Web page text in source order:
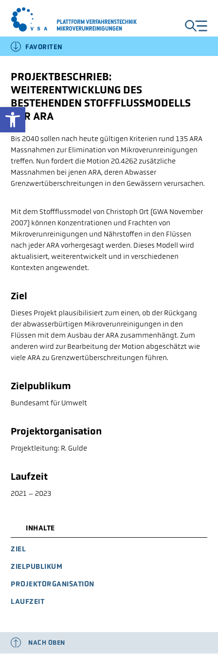
Open toolbar
ARA AUSBAU
INDUSTRIE UND
GEWERBE
PUBLIKATIONEN
ÜBER DIE PLATTFORM
KONTAKT
FAVORITEN
PROJEKTBESCHRIEB:
WEITERENTWICKLUNG DES
BESTEHENDEN STOFFFLUSSMODELLS
FÜR ARA
Bis 2040 sollen nach heute gültigen Kriterien rund 135 ARA
Massnahmen zur Elimination von Mikroverunreinigungen
treffen. Nun fordert die Motion 20.4262 zusätzliche
Massnahmen bei jenen ARA, deren Abwasser
Grenzwertüberschreitungen in den Gewässern verursachen.
Mit dem Stoffflussmodel von Christoph Ort (GWA November
2007) können Konzentrationen und Frachten von
Mikroverunreinigungen und Nährstoffen in den Flüssen
nach jeder ARA vorhergesagt werden. Dieses Modell wird
aktualisiert, weiterentwickelt und in verschiedenen
Kontexten angewendet.
Ziel
Dieses Projekt plausibilisiert zum einen, ob der Rückgang
der abwasserbürtigen Mikroverunreinigungen in den
Flüssen mit dem Ausbau der ARA zusammenhängt. Zum
anderen wird zur Bearbeitung der Motion abgeschätzt wie
viele ARA zu Grenzwertüberschreitungen führen.
Zielpublikum
Bundesamt für Umwelt
Projektorganisation
Projektleitung: R. Gulde
Laufzeit
2021 – 2023
INHALTE
ZIEL
ZIELPUBLIKUM
PROJEKTORGANISATION
LAUFZEIT
NACH OBEN